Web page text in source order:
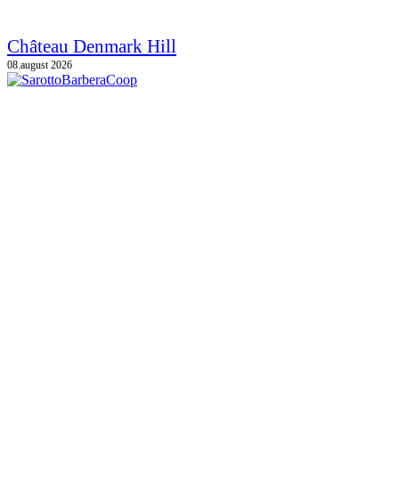
Château Denmark Hill
08.august 2026